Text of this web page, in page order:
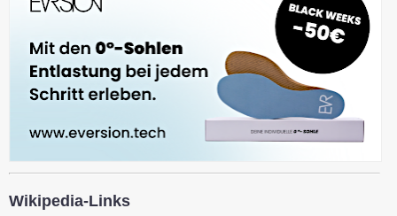
Wikipedia-Links